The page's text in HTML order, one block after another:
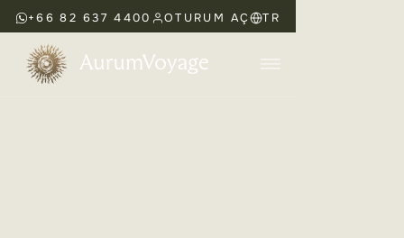
+66 82 637 4400 OTURUM AÇ TR